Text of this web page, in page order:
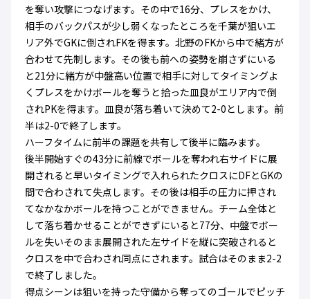
を奪い攻撃につなげます。その中で16分、プレスをかけ、
相手のバックパスが少し弱くなったところを千葉が狙いエ
リア外でGKに倒されFKを得ます。北野のFKから中で緒方が
合わせて先制します。その後も前への姿勢を崩さずにいる
と21分に緒方が中盤高い位置で相手に対してタイミングよ
くプレスをかけボールを奪うと拾った皿良がエリア内で倒
されPKを得ます。皿良が落ち着いて決めて2-0とします。前
半は2-0で終了します。
ハーフタイムに前半の課題を共有して後半に臨みます。
後半開始すぐの43分に前線でボールを奪われ右サイドに展
開されると早いタイミングで入れられたクロスにDFとGKの
間で合わされて失点します。その後は相手の圧力に押され
てなかなかボールを持つことができません。チーム全体と
して落ち着かせることができずにいると77分、中盤でボー
ルを失いそのまま展開された左サイドを縦に突破されると
クロスを中で合わされ同点にされます。試合はそのまま2-2
で終了しました。
得点シーンは狙いを持った守備から奪ってのゴールでピッチ